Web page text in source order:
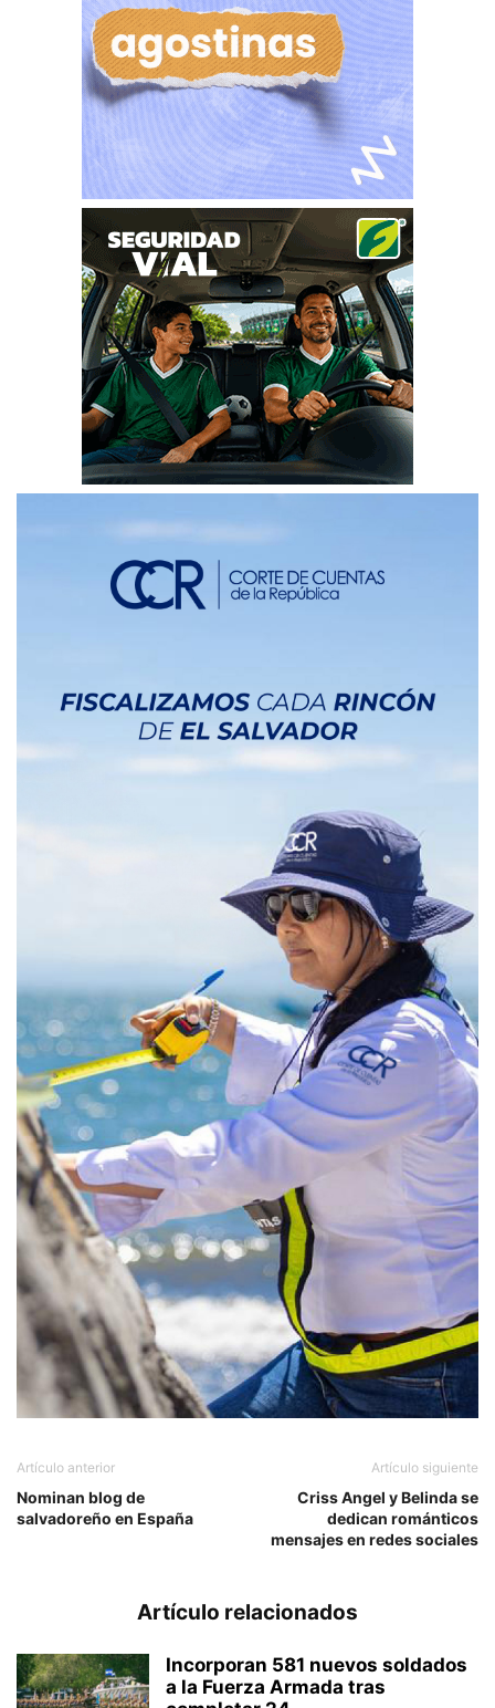
Artículo anterior
Nominan blog de
salvadoreño en España
Artículo siguiente
Criss Angel y Belinda se
dedican románticos
mensajes en redes sociales
Artículo relacionados
Incorporan 581 nuevos soldados
a la Fuerza Armada tras